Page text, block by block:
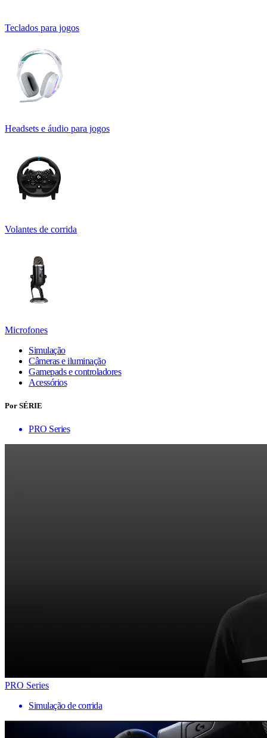
Teclados para jogos
Headsets e áudio para jogos
Volantes de corrida
Microfones
Simulação
Câmeras e iluminação
Gamepads e controladores
Acessórios
Por SÉRIE
PRO Series
PRO Series
Simulação de corrida